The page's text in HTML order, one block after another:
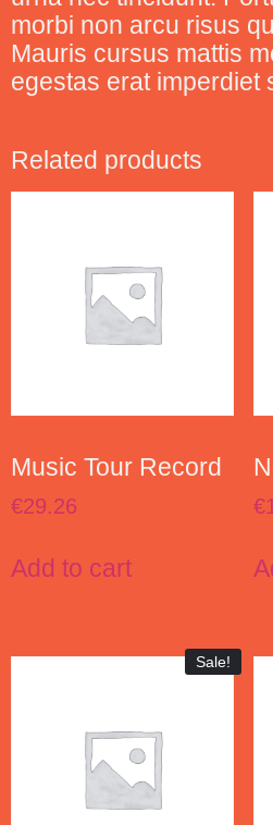
morbi non arcu risus
Mauris cursus mattis
egestas erat imperdiet
Related products
Music Tour Record
€29.26
Add to cart
€
Sale!